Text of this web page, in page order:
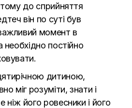
тому до сприйняття
він по суті був
момент в
необхідно постійно
дитиною,
міг розуміти, знати і
ніж його ровесники і його